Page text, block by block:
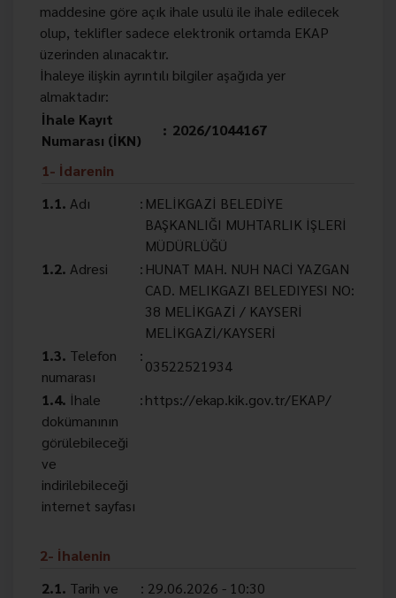
maddesine göre açık ihale usulü ile ihale edilecek
olup, teklifler sadece elektronik ortamda EKAP
üzerinden alınacaktır.
İhaleye ilişkin ayrıntılı bilgiler aşağıda yer
almaktadır:
İhale Kayıt
Numarası (İKN)
: 2026/1044167
1- İdarenin
1.1. Adı : MELİKGAZİ BELEDİYE
BAŞKANLIĞI MUHTARLIK İŞLERİ
MÜDÜRLÜĞÜ
1.2. Adresi : HUNAT MAH. NUH NACİ YAZGAN
CAD. MELIKGAZI BELEDIYESI NO:
38 MELİKGAZİ / KAYSERİ
MELİKGAZİ/KAYSERİ
1.3. Telefon
numarası
:
03522521934
1.4. İhale
dokümanının
görülebileceği
ve
indirilebileceği
internet sayfası
:https://ekap.kik.gov.tr/EKAP/
2- İhalenin
2.1. Tarih ve
: 29.06.2026 - 10:30